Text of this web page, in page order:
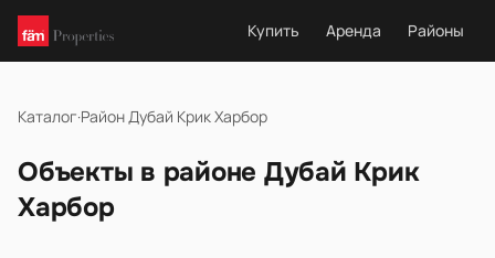
Купить Аренда Районы
Каталог·Район Дубай Крик Харбор
Объекты в районе Дубай Крик
Харбор